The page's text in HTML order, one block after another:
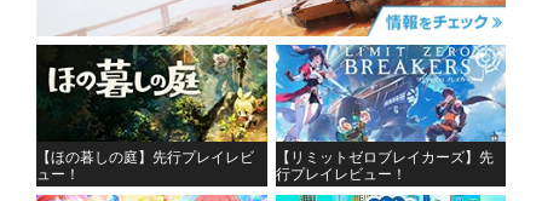
【ほの暮しの庭】先行プレイレビ
ュー！
【リミットゼロブレイカーズ】先
行プレイレビュー！